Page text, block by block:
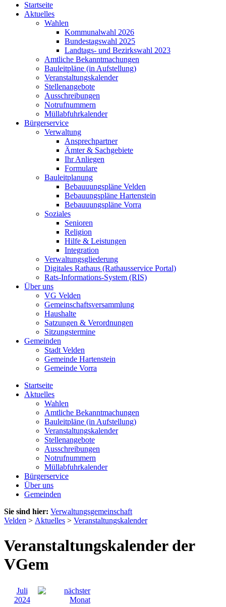
Startseite
Aktuelles
Wahlen
Kommunalwahl 2026
Bundestagswahl 2025
Landtags- und Bezirkswahl 2023
Amtliche Bekanntmachungen
Bauleitpläne (in Aufstellung)
Veranstaltungskalender
Stellenangebote
Ausschreibungen
Notrufnummern
Müllabfuhrkalender
Bürgerservice
Verwaltung
Ansprechpartner
Ämter & Sachgebiete
Ihr Anliegen
Formulare
Bauleitplanung
Bebauuungspläne Velden
Bebauungspläne Hartenstein
Bebauuungspläne Vorra
Soziales
Senioren
Religion
Hilfe & Leistungen
Integration
Verwaltungsgliederung
Digitales Rathaus (Rathausservice Portal)
Rats-Informations-System (RIS)
Über uns
VG Velden
Gemeinschaftsversammlung
Haushalte
Satzungen & Verordnungen
Sitzungstermine
Gemeinden
Stadt Velden
Gemeinde Hartenstein
Gemeinde Vorra
Startseite
Aktuelles
Wahlen
Amtliche Bekanntmachungen
Bauleitpläne (in Aufstellung)
Veranstaltungskalender
Stellenangebote
Ausschreibungen
Notrufnummern
Müllabfuhrkalender
Bürgerservice
Über uns
Gemeinden
Sie sind hier: Verwaltungsgemeinschaft
Velden > Aktuelles > Veranstaltungskalender
Veranstaltungskalender der
VGem
Juli
2024